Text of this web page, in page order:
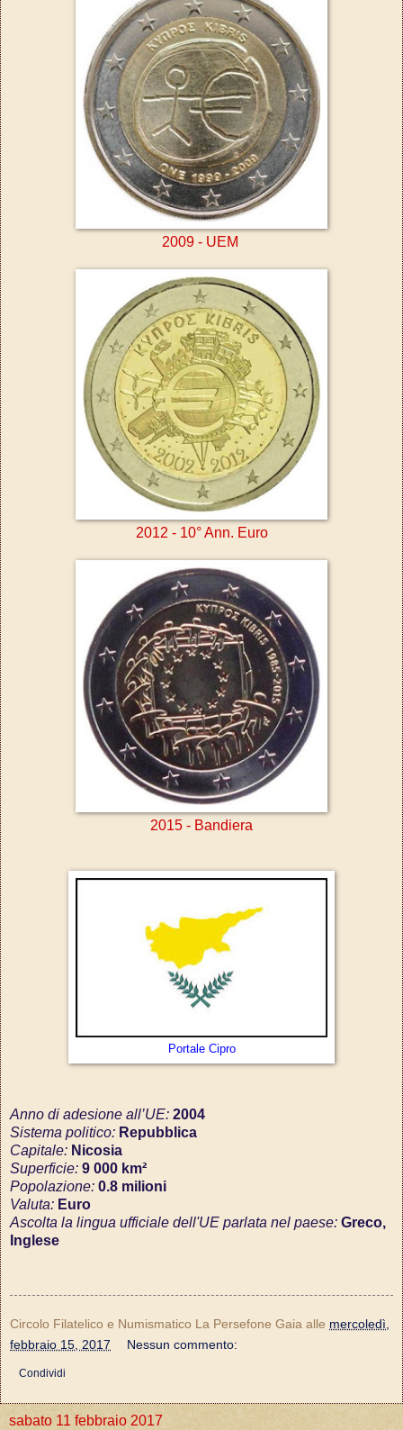
2009 - UEM
2012 - 10° Ann. Euro
2015 - Bandiera
Portale Cipro
Anno di adesione all’UE: 2004
Sistema politico: Repubblica
Capitale: Nicosia
Superficie: 9 000 km²
Popolazione: 0.8 milioni
Valuta: Euro
Ascolta la lingua ufficiale dell'UE parlata nel paese: Greco,
Inglese
Circolo Filatelico e Numismatico La Persefone Gaia alle mercoledì,
febbraio 15, 2017
Nessun commento:
Condividi
sabato 11 febbraio 2017